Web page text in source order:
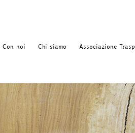
Con noi Chi siamo Associazione